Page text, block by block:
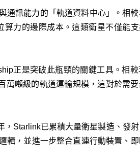
通訊能力的「軌道資料中心」。相
力的邊際成本。這類衛星不僅能支
正是突破此瓶頸的關鍵工具。相較
萬噸級的軌道運輸規模，這對於需
Starlink已累積大量衛星製造、發
輯，並進一步整合直連行動裝置、